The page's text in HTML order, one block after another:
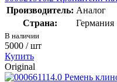
Производитель: Аналог
Страна:
Германия
В наличии
5000 / шт
Купить
Original